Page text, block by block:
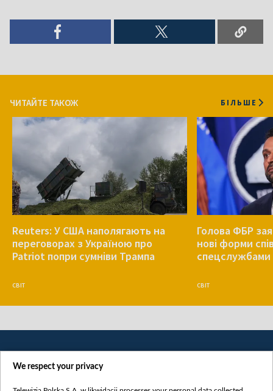
ЧИТАЙТЕ ТАКОЖ БІЛЬШЕ
Reuters: У США наполягають на
переговорах з Україною про
Patriot попри сумніви Трампа
СВІТ
Голова ФБР
нові форми
спецслужбами
СВІТ
We respect your privacy